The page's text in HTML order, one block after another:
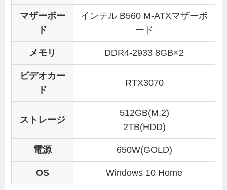
マザーボー
ド
インテル B560 M-ATXマザーボ
ード
メモリ DDR4-2933 8GB×2
ビデオカー
ド
RTX3070
ストレージ
512GB(M.2)
2TB(HDD)
電源 650W(GOLD)
OS Windows 10 Home